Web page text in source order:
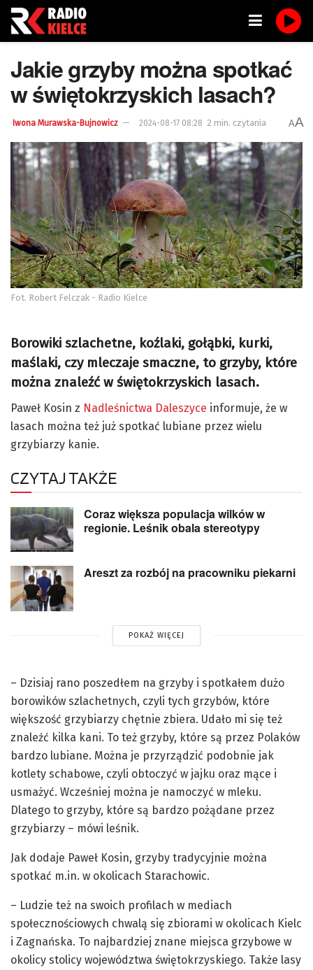
Jakie grzyby można spotkać
w świętokrzyskich lasach?
Iwona Murawska-Bujnowicz 2024-08-17 08:28 2 min. czytania AA
Fot. Robert Felczak - Radio Kielce
Borowiki szlachetne, koźlaki, gołąbki, kurki,
maślaki, czy mleczaje smaczne, to grzyby, które
można znaleźć w świętokrzyskich lasach.
Paweł Kosin z Nadleśnictwa Daleszyce informuje, że w
lasach można też już spotkać lubiane przez wielu
grzybiarzy kanie.
CZYTAJ TAKŻE
Coraz większa populacja wilków w
regionie. Leśnik obala stereotypy
Areszt za rozbój na pracowniku piekarni
POKAŻ WIĘCEJ
– Dzisiaj rano poszedłem na grzyby i spotkałem dużo
borowików szlachetnych, czyli tych grzybów, które
większość grzybiarzy chętnie zbiera. Udało mi się też
znaleźć kilka kani. To też grzyby, które są przez Polaków
bardzo lubiane. Można je przyrządzić podobnie jak
kotlety schabowe, czyli obtoczyć w jajku oraz mące i
usmażyć. Wcześniej można je namoczyć w mleku.
Dlatego to grzyby, które są bardzo pożądane przez
grzybiarzy – mówi leśnik.
Jak dodaje Paweł Kosin, grzyby tradycyjnie można
spotkać m.in. w okolicach Starachowic.
– Ludzie też na swoich profilach w mediach
społecznościowych chwalą się zbiorami w okolicach Kielc
i Zagnańska. To najbardziej znane miejsca grzybowe w
okolicy stolicy województwa świętokrzyskiego. Także lasy